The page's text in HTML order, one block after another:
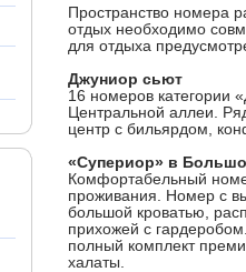
Пространство номера
отдых необходимо
для отдыха
Джуниор сьют
16 номеров категории
Центральной аллеи.
центр с бильярдом,
«Супериор» в
Комфортабельный
проживания. Номер с
большой кроватью,
прихожей с
полный комплект
халаты.